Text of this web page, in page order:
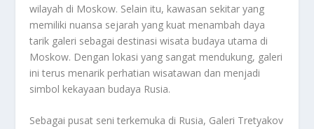
wilayah di Moskow. Selain itu, kawasan sekitar yang
memiliki nuansa sejarah yang kuat menambah daya
tarik galeri sebagai destinasi wisata budaya utama di
Moskow. Dengan lokasi yang sangat mendukung, galeri
ini terus menarik perhatian wisatawan dan menjadi
simbol kekayaan budaya Rusia.
Sebagai pusat seni terkemuka di Rusia, Galeri Tretyakov